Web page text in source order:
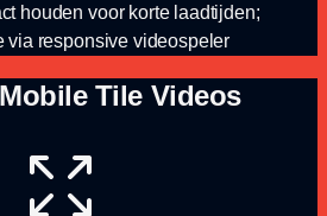
houden voor korte laadtijden;
via responsive videospeler
Tile Videos